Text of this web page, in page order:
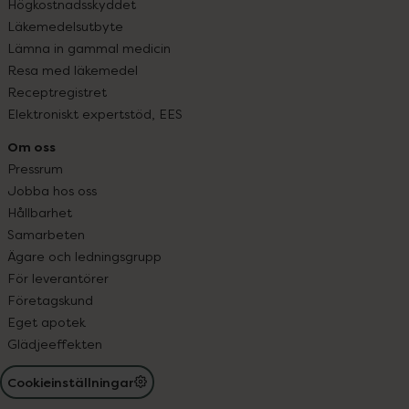
Högkostnadsskyddet
Läkemedelsutbyte
Lämna in gammal medicin
Resa med läkemedel
Receptregistret
Elektroniskt expertstöd, EES
Om oss
Pressrum
Jobba hos oss
Hållbarhet
Samarbeten
Ägare och ledningsgrupp
För leverantörer
Företagskund
Eget apotek
Glädjeeffekten
Cookieinställningar